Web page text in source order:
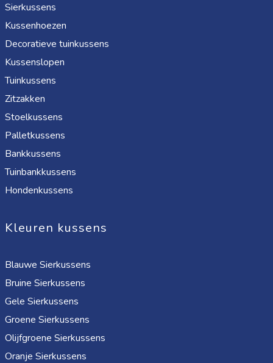
Sierkussens
Kussenhoezen
Decoratieve tuinkussens
Kussenslopen
Tuinkussens
Zitzakken
Stoelkussens
Palletkussens
Bankkussens
Tuinbankkussens
Hondenkussens
Kleuren kussens
Blauwe Sierkussens
Bruine Sierkussens
Gele Sierkussens
Groene Sierkussens
Olijfgroene Sierkussens
Oranje Sierkussens